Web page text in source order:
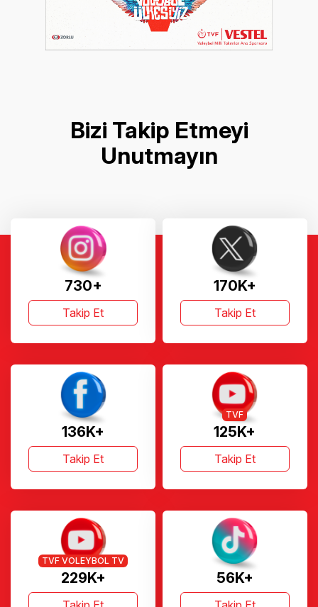
Bizi Takip Etmeyi
Unutmayın
730+
Takip Et
170K+
Takip Et
136K+
Takip Et
125K+
TVF
Takip Et
229K+
TVF VOLEYBOL TV
56K+